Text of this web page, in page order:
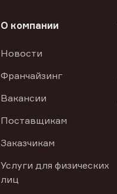
О компании
Новости
Франчайзинг
Вакансии
Поставщикам
Заказчикам
Услуги для физических
лиц